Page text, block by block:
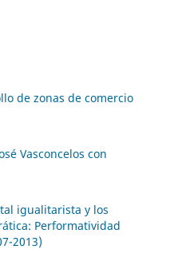
de zonas de comercio
Vasconcelos con
igualitarista y los
Performatividad
2013)